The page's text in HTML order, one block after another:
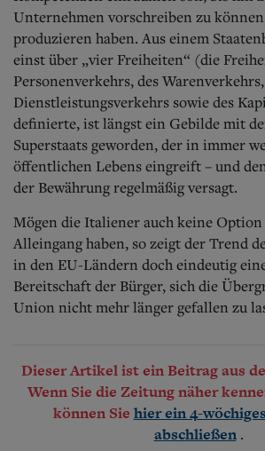
Unternehmen vorschreiben zu
produzieren haben. Aus einem
einst über „vier Freiheiten“ (die
Personenverkehrs, des
Dienstleistungsverkehrs sowie des
definierte, ist längst ein Gebilde mit
Superstaats geworden, der in immer
öffentlichen Lebens eingreift – und
der Bewährung regelmäßig versagt.
Mögen die Italiener auch keine
Alleingang haben, so zeigt der Trend
in den EU-Ländern doch eindeutig
Bereitschaft der Bürger, sich die
Union nicht mehr länger gefallen zu
Dieser Artikel ist ein Beitrag aus
Wenn Sie die Zeitung näher
können Sie hier ein 4-
abschließen .